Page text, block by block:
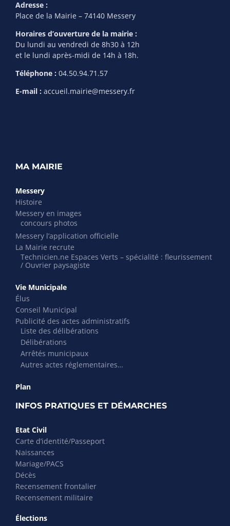
Adresse :
Place de la Mairie – 74140 Messery
Horaires d’ouverture de la mairie :
Du lundi au vendredi de 8h30 à 12h
et le lundi après-midi de 14h à 18h.
Téléphone : 04.50.94.71.57
E-mail : accueil.mairie@messery.fr
MA MAIRIE
Messery
Histoire
Messery en images
concours photos
Messery l’application officielle
La Mairie recrute
Technicien.ne Espaces Verts – spécialité : fleurissement
/ Ouvrier paysagiste
Vie Municipale
Élus
Conseil Municipal
Publicité des actes administratifs
Liste des délibérations
Délibérations
Arrêtés municipaux
Autres actes réglementaires…
Plan
INFOS PRATIQUES ET DÉMARCHES
Etat Civil
Carte d’identité/Passeport
Naissances
Mariage/PACS
Décès
Recensement frontalier
Recensement militaire
Élections